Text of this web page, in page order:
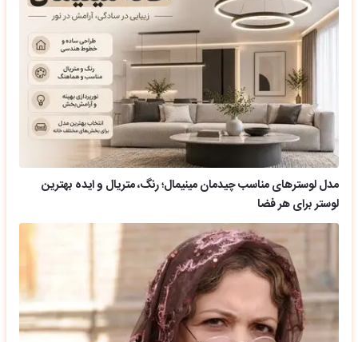
مدل لوسترهای مناسب چیدمان مینیمال؛ رنگ، متریال و ایده بهترین
لوستر برای هر فضا